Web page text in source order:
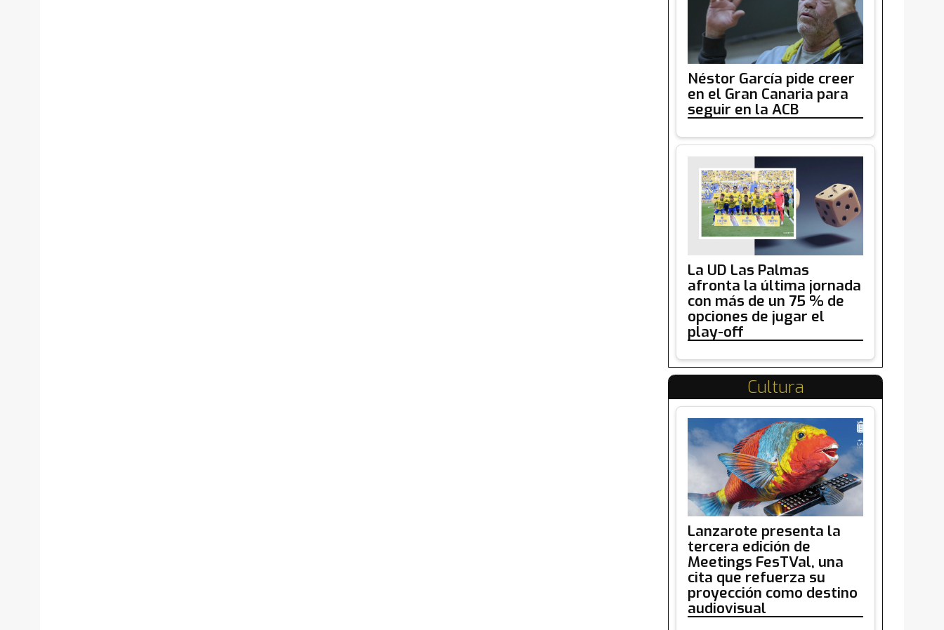
Néstor García pide creer
en el Gran Canaria para
seguir en la ACB
La UD Las Palmas
afronta la última jornada
con más de un 75 % de
opciones de jugar el
play-off
Cultura
Lanzarote presenta la
tercera edición de
Meetings FesTVal, una
cita que refuerza su
proyección como destino
audiovisual